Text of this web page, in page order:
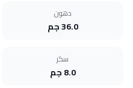
دهون
36.0 جم
سكر
8.0 جم